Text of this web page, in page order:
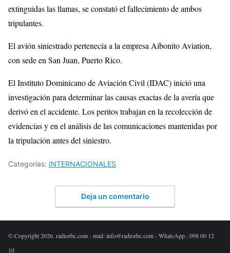
extinguidas las llamas, se constató el fallecimiento de ambos
tripulantes.
El avión siniestrado pertenecía a la empresa Aibonito Aviation,
con sede en San Juan, Puerto Rico.
El Instituto Dominicano de Aviación Civil (IDAC) inició una
investigación para determinar las causas exactas de la avería que
derivó en el accidente. Los peritos trabajan en la recolección de
evidencias y en el análisis de las comunicaciones mantenidas por
la tripulación antes del siniestro.
Categorías: INTERNACIONALES
Deja un comentario
© Copyright 2026. radiorbc.com - mail: info@radiorbc.com - WhatsApp : 098 00 12
10